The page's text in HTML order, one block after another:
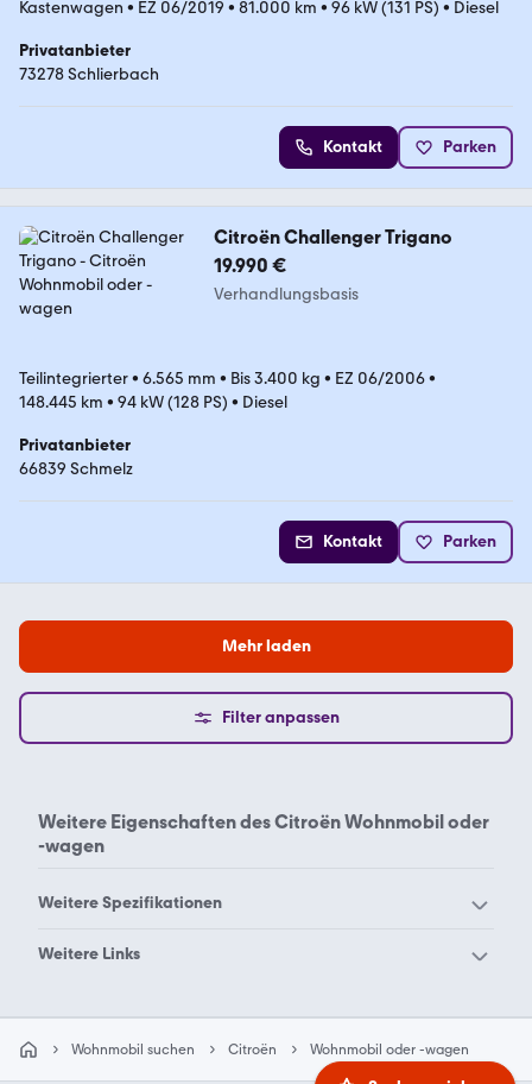
Kastenwagen • EZ 06/2019 • 81.000 km • 96 kW (131 PS) • Diesel
Privatanbieter
73278 Schlierbach
Kontakt Parken
Citroën Challenger Trigano
19.990 €
Verhandlungsbasis
Teilintegrierter• 6.565 mm • Bis 3.400 kg • EZ 06/2006•
148.445 km • 94 kW (128 PS) • Diesel
Privatanbieter
66839 Schmelz
Kontakt Parken
Mehr laden
Filter anpassen
Weitere Eigenschaften desCitroën Wohnmobil oder
-wagen
Weitere Spezifikationen
Citroën Wohnmobil oder -
Weitere Links
Challenger
Wohnmobil suchen Citroën Wohnmobil oder -wagen